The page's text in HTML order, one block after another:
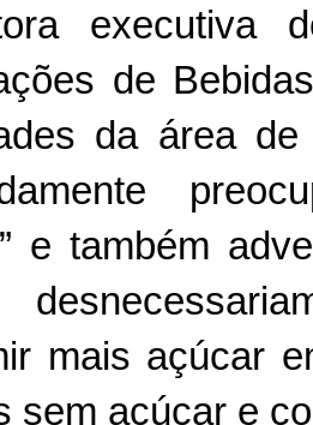
executiva
de
da área
e também
mais açúcar
sem açúcar e